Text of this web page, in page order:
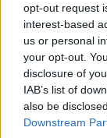
opt-out request
interest-based
us or personal
your opt-out.
disclosure of
IAB’s list of
also be
Downstream
Tag:
ARTICOLI